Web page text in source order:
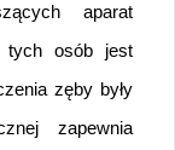
aparat
tych osób jest
zęby były
zapewnia